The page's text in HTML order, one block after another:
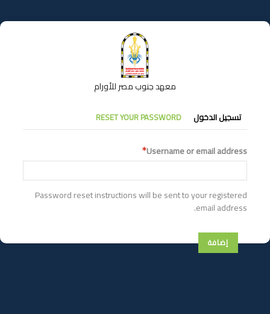
إلى
المحتوى
معهد جنوب مصر للأورام
التبويبات
الأساسية
تسجيل الدخول RESET YOUR PASSWORD
Username or email address
Password reset instructions will be sent to your registered
email address.